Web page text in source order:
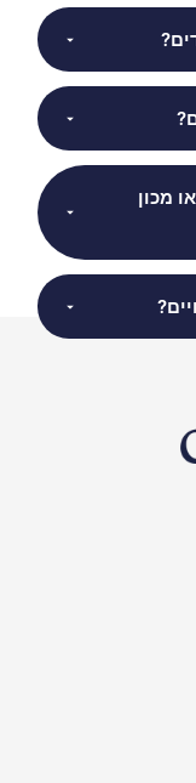
מכון